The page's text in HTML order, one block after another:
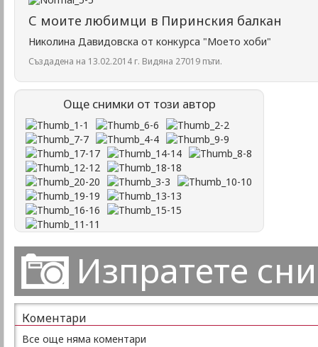
С моите любимци в Пиринския балкан
Николина Давидовска от конкурса "Моето хоби"
Създадена на 13.02.2014 г. Видяна 27019 пъти.
Още снимки от този автор
Изпратете
Коментари
Все още няма коментари